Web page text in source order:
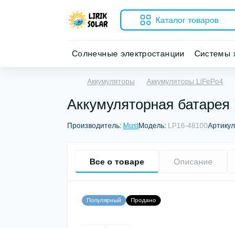
Каталог товаров
Солнечные электростанции Системы
Аккумуляторы Аккумуляторы LiFePo4
Аккумуляторная
Производитель: MustМодель: LP16-48100
Все о товаре Описание
Популярный Продано